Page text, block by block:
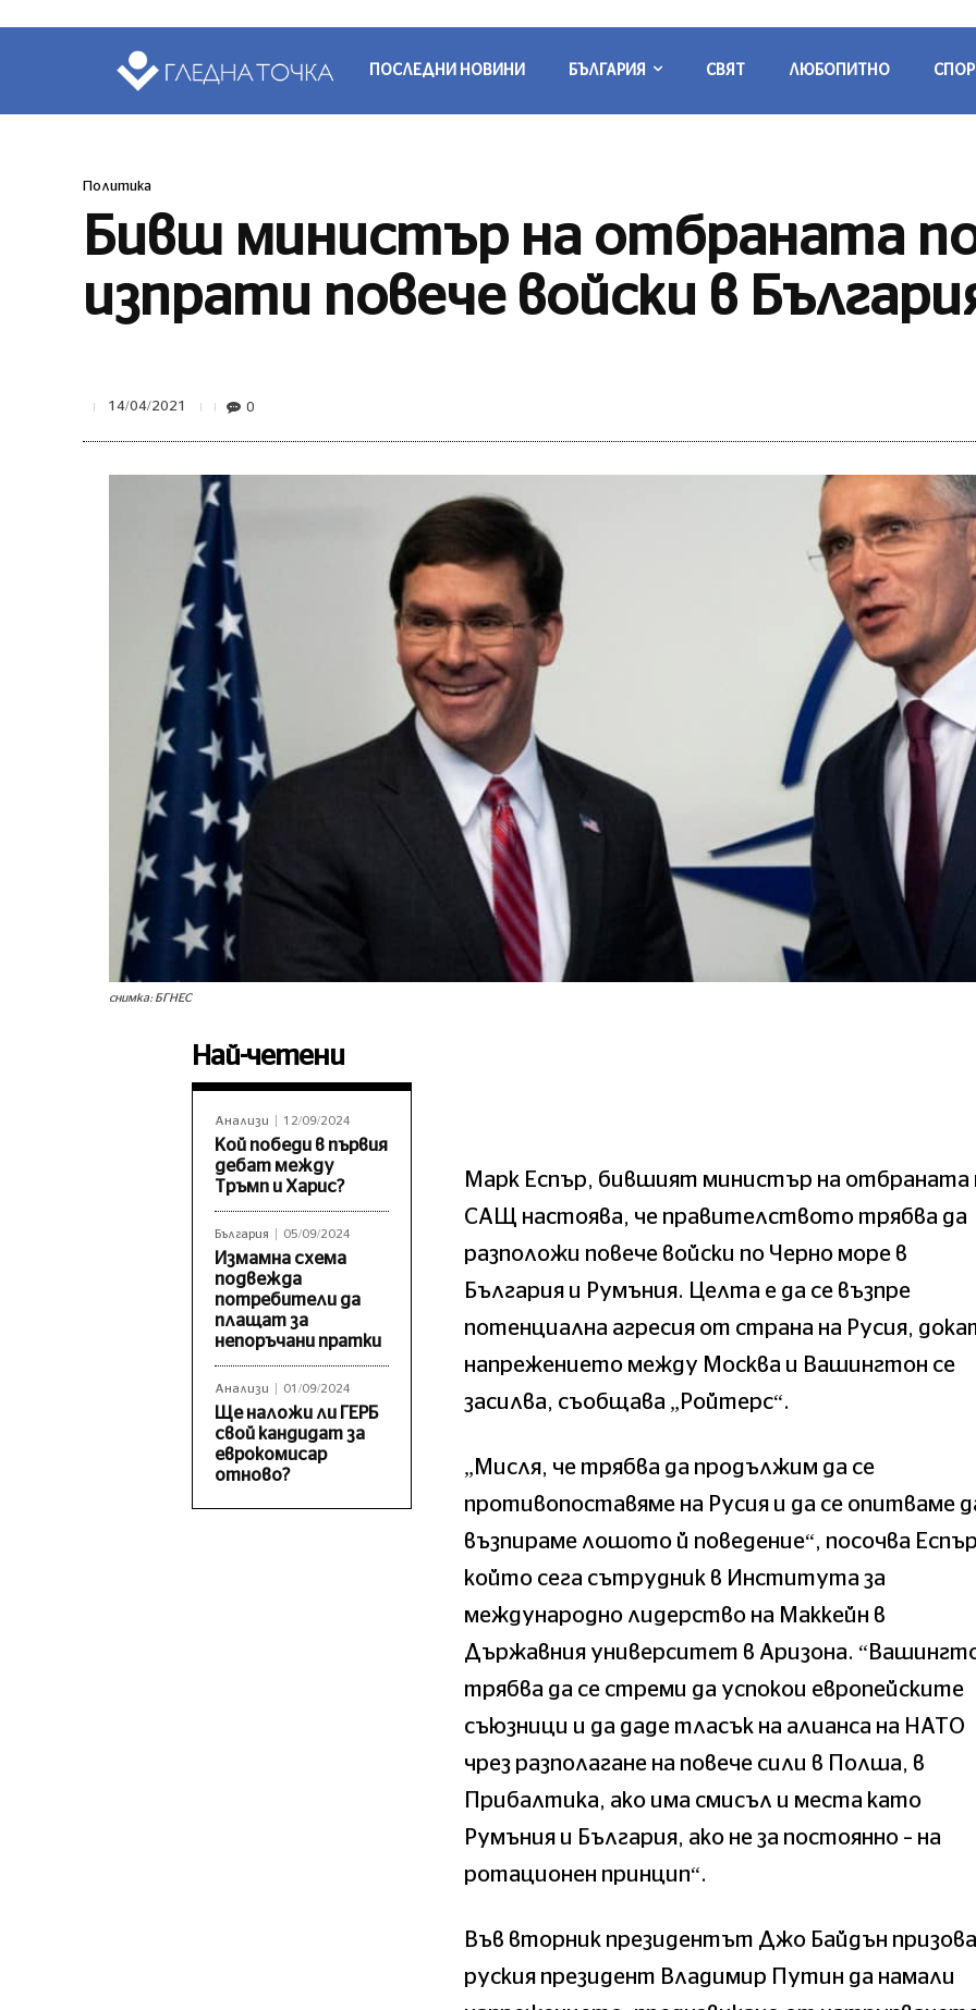
ПОСЛЕДНИ НОВИНИ БЪЛГАРИЯ СВЯТ ЛЮБОПИТНО СПОРТ
Политика
Бивш министър на отбраната
изпрати повече войски в
14/04/2021 0
снимка: БГНЕС
Най-четени
Анализи 12/09/2024
Кой победи в първия
дебат между
Тръмп и Харис?
България 05/09/2024
Измамна схема
подвежда
потребители да
плащат за
непоръчани пратки
Анализи 01/09/2024
Ще наложи ли ГЕРБ
свой кандидат за
еврокомисар
отново?
Марк Еспър, бившият министър на отбраната
САЩ настоява, че правителството трябва да
разположи повече войски по Черно море в
България и Румъния. Целта е да се възпре
потенциална агресия от страна на Русия,
напрежението между Москва и Вашингтон се
засилва, съобщава „Ройтерс“.
„Мисля, че трябва да продължим да се
противопоставяме на Русия и да се опитваме
възпираме лошото й поведение“, посочва
който сега сътрудник в Института за
международно лидерство на Маккейн в
Държавния университет в Аризона.
трябва да се стреми да успокои европейските
съюзници и да даде тласък на алианса на НАТО
чрез разполагане на повече сили в Полша, в
Прибалтика, ако има смисъл и места като
Румъния и България, ако не за постоянно – на
ротационен принцип“.
Във вторник президентът Джо Байдън призова
руския президент Владимир Путин да намали